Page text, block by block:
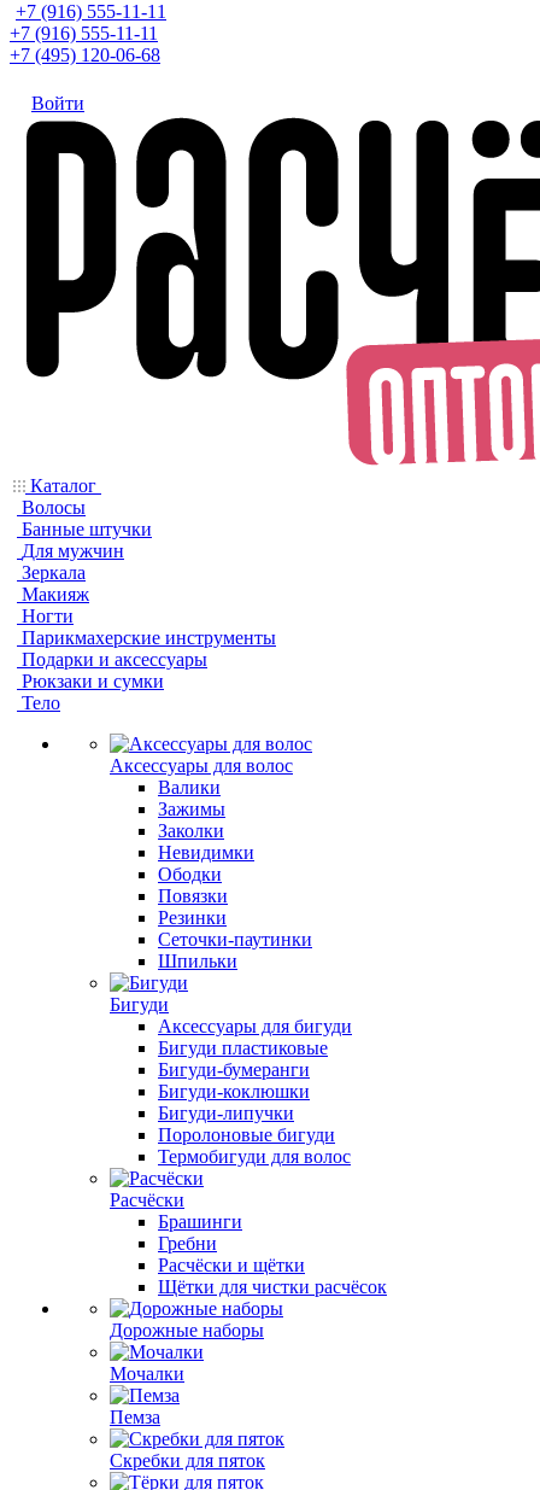
+7 (916) 555-11-11
+7 (916) 555-11-11
+7 (495) 120-06-68
Войти
Каталог
Волосы
Банные штучки
Для мужчин
Зеркала
Макияж
Ногти
Парикмахерские инструменты
Подарки и аксессуары
Рюкзаки и сумки
Тело
Аксессуары для волос
Валики
Зажимы
Заколки
Невидимки
Ободки
Повязки
Резинки
Сеточки-паутинки
Шпильки
Бигуди
Аксессуары для бигуди
Бигуди пластиковые
Бигуди-бумеранги
Бигуди-коклюшки
Бигуди-липучки
Поролоновые бигуди
Термобигуди для волос
Расчёски
Брашинги
Гребни
Расчёски и щётки
Щётки для чистки расчёсок
Дорожные наборы
Мочалки
Пемза
Скребки для пяток